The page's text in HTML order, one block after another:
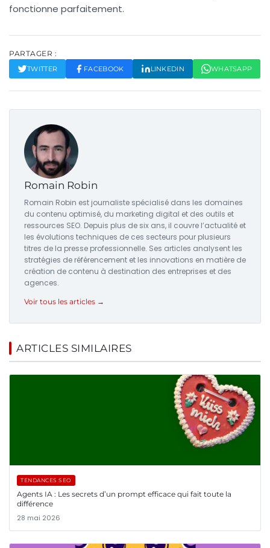
fonctionne parfaitement.
PARTAGER :
TWITTER FACEBOOK LINKEDIN WHATSAPP
Romain Robin
Romain Robin est journaliste spécialisé dans les domaines
du contenu optimisé, du marketing digital et des outils et
ressources SEO. Depuis plus de six ans, il couvre l’actualité et
les évolutions techniques de ces secteurs pour plusieurs
titres de la presse professionnelle. Ses articles analysent les
stratégies de référencement et les innovations en matière de
création de contenu à destination des entreprises et des
agences.
Voir tous les articles →
ARTICLES SIMILAIRES
TENDANCES SEO
Agents IA : Les secrets d’un prompt efficace qui fait toute la
différence
28 mai 2026